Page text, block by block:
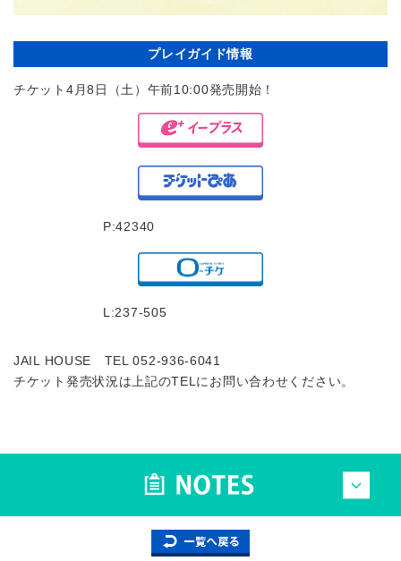
プレイガイド情報
チケット4月8日（土）午前10:00発売開始！
P:42340
L:237-505
JAIL HOUSE TEL 052-936-6041
チケット発売状況は上記のTELにお問い合わせください。